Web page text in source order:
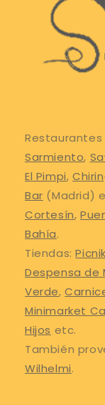
Sarmiento,
El Pimpi,
Bar (Madrid)
Cortesín,
Bahía.
Tiendas:
Despensa de
Verde,
Minimarket
Hijos etc.
También
Wilhelmi.